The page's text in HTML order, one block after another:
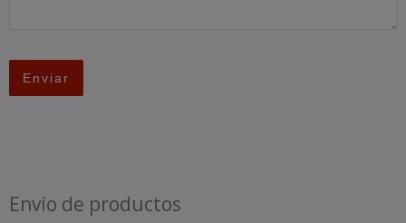
Envío de productos